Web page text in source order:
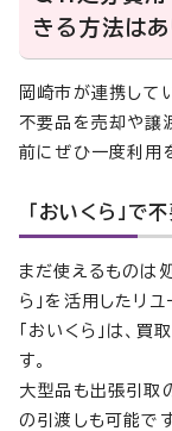
きる方法はあ
岡崎市が連携して
不要品を売却や譲
前にぜひ一度利用
「おいくら」で
まだ使えるものは
ら」を活用したリ
「おいくら」は、
す。
大型品も出張引取
の引渡しも可能です